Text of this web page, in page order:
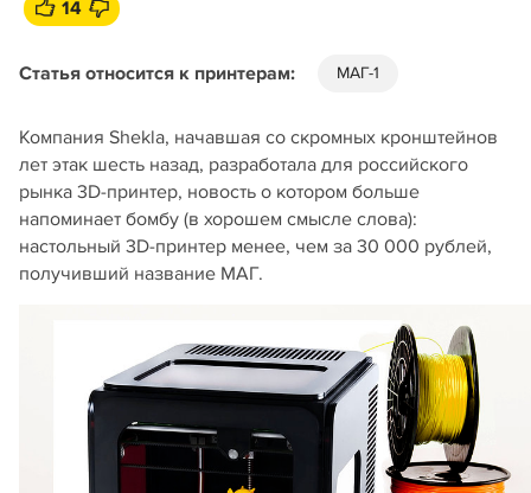
14
Статья относится к принтерам: МАГ-1
Компания Shekla, начавшая со скромных кронштейнов
лет этак шесть назад, разработала для российского
рынка 3D-принтер, новость о котором больше
напоминает бомбу (в хорошем смысле слова):
настольный 3D-принтер менее, чем за 30 000 рублей,
получивший название МАГ.